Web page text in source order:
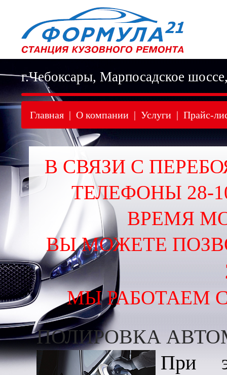
г.Чебоксары, Марпосадское
Главная | О компании | Услуги | Прайс-
В СВЯЗИ С
ТЕЛЕФОНЫ 28-
ВРЕМЯ
ВЫ МОЖЕТЕ
МЫ РАБОТАЕМ
ПОЛИРОВКА
При